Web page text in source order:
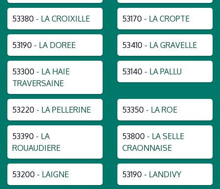
53380 - LA CROIXILLE 53170 - LA CROPTE
53190 - LA DOREE 53410 - LA GRAVELLE
53300 - LA HAIE
TRAVERSAINE
53140 - LA PALLU
53220 - LA PELLERINE 53350 - LA ROE
53390 - LA
ROUAUDIERE
53800 - LA SELLE
CRAONNAISE
53200 - LAIGNE 53190 - LANDIVY